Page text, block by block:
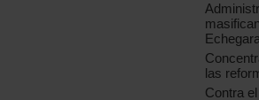
las
Contra